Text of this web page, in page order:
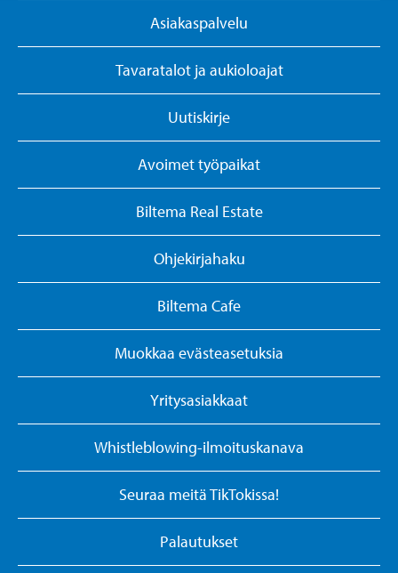
Asiakaspalvelu
Tavaratalot ja aukioloajat
Uutiskirje
Avoimet työpaikat
Biltema Real Estate
Ohjekirjahaku
Biltema Cafe
Muokkaa evästeasetuksia
Yritysasiakkaat
Whistleblowing-ilmoituskanava
Seuraa meitä TikTokissa!
Palautukset